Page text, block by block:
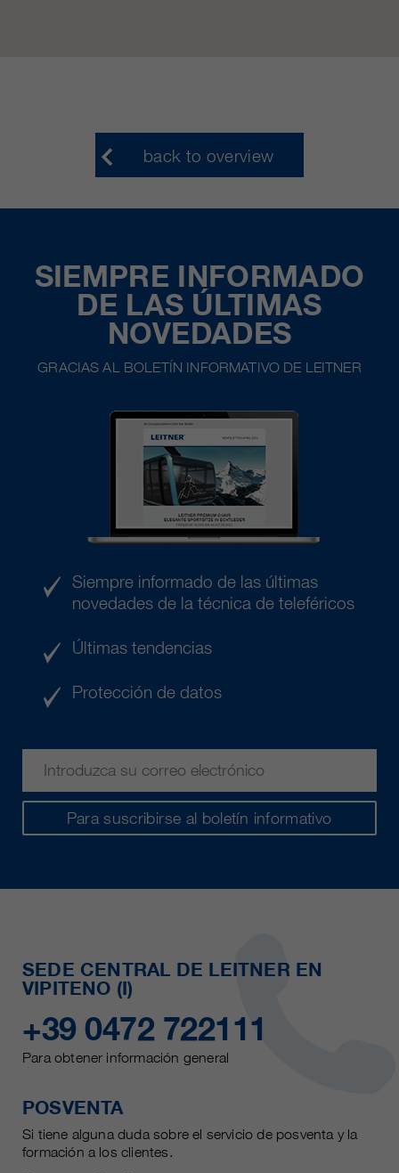
back to overview
SIEMPRE INFORMADO
DE LAS ÚLTIMAS
NOVEDADES
GRACIAS AL BOLETÍN INFORMATIVO DE LEITNER
Para suscribirse al boletín informativo
Siempre informado de las últimas
novedades de la técnica de teleféricos
Últimas tendencias
Protección de datos
SEDE CENTRAL DE LEITNER EN
VIPITENO (I)
+39 0472 722111
Para obtener información general
POSVENTA
Si tiene alguna duda sobre el servicio de posventa y la
formación a los clientes.